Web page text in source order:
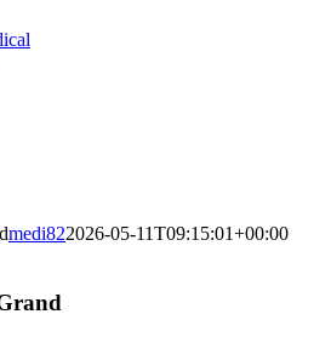
medi822026-05-11T09:15:01+00:00